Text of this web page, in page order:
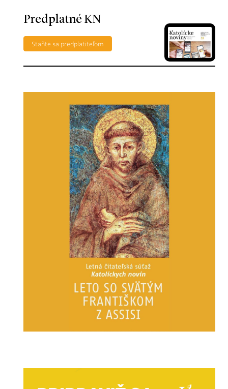
Predplatné KN
Staňte sa predplatiteľom